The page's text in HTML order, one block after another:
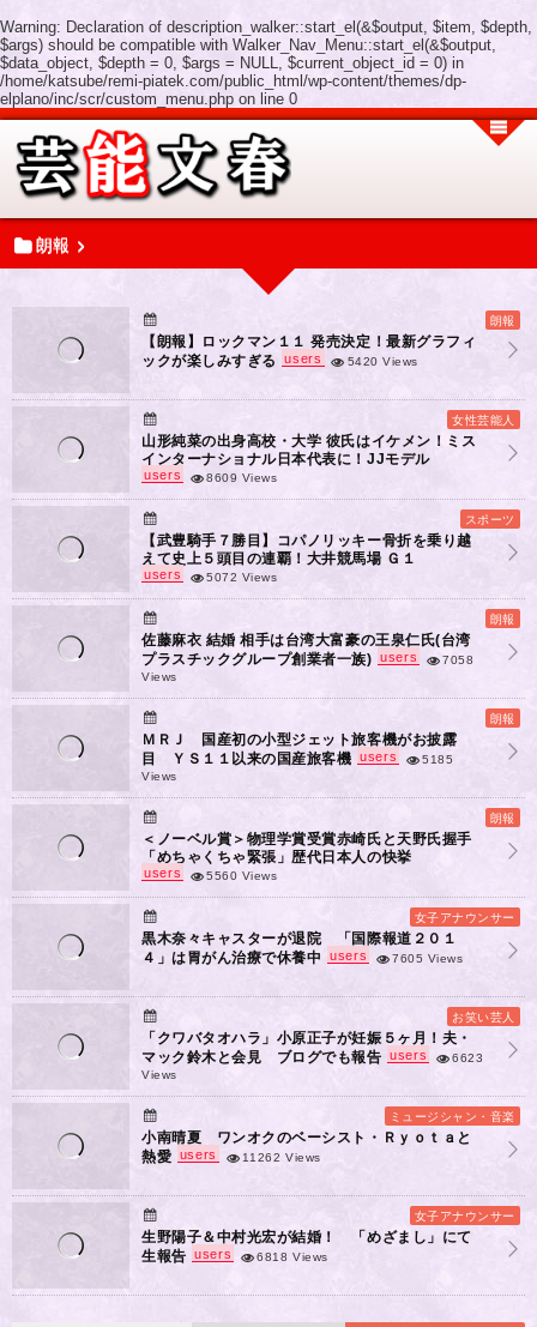
Warning: Declaration of description_walker::start_el(&$output, $item, $depth,
$args) should be compatible with Walker_Nav_Menu::start_el(&$output,
$data_object, $depth = 0, $args = NULL, $current_object_id = 0) in
/home/katsube/remi-piatek.com/public_html/wp-content/themes/dp-
elplano/inc/scr/custom_menu.php on line 0
朗報
朗報
【朗報】ロックマン１１ 発売決定！最新グラフィ
ックが楽しみすぎる
users 5420 Views
女性芸能人
山形純菜の出身高校・大学 彼氏はイケメン！ミス
インターナショナル日本代表に！JJモデル
users 8609 Views
スポーツ
【武豊騎手７勝目】コパノリッキー骨折を乗り越
えて史上５頭目の連覇！大井競馬場 Ｇ１
users 5072 Views
朗報
佐藤麻衣 結婚 相手は台湾大富豪の王泉仁氏(台湾
プラスチックグループ創業者一族) users
7058
Views
朗報
ＭＲＪ 国産初の小型ジェット旅客機がお披露
目 ＹＳ１１以来の国産旅客機 users
5185
Views
朗報
＜ノーベル賞＞物理学賞受賞赤崎氏と天野氏握手
「めちゃくちゃ緊張」歴代日本人の快挙
users 5560 Views
女子アナウンサー
黒木奈々キャスターが退院 「国際報道２０１
４」は胃がん治療で休養中
users 7605 Views
お笑い芸人
「クワバタオハラ」小原正子が妊娠５ヶ月！夫・
マック鈴木と会見 ブログでも報告 users
6623
Views
ミュージシャン・音楽
小南晴夏 ワンオクのベーシスト・Ｒｙｏｔａと
熱愛 users 11262 Views
女子アナウンサー
生野陽子＆中村光宏が結婚！ 「めざまし」にて
生報告 users 6818 Views